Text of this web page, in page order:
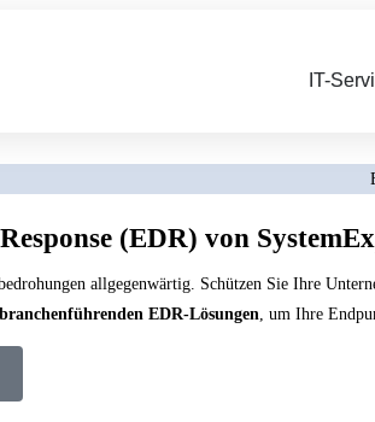
IT-
(EDR) von
allgegenwärtig. Schützen Sie Ihre
branchenführenden EDR-Lösungen, um Ihre